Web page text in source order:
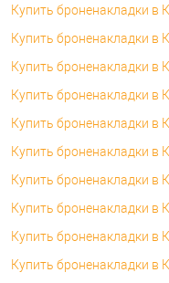
Купить броненакладки в
Купить броненакладки в
Купить броненакладки в
Купить броненакладки в
Купить броненакладки в
Купить броненакладки в
Купить броненакладки в
Купить броненакладки в
Купить броненакладки в
Купить броненакладки в